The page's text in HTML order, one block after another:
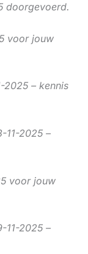
doorgevoerd.
voor jouw
2025 – kennis
11-2025 –
voor jouw
11-2025 –